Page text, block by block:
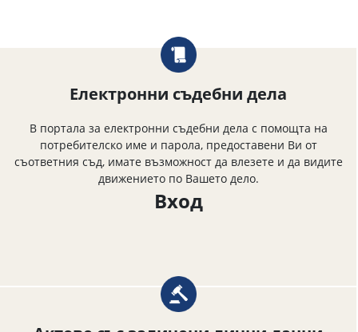
Електронни съдебни дела
В портала за електронни съдебни дела с помощта на
потребителско име и парола, предоставени Ви от
съответния съд, имате възможност да влезете и да видите
движението по Вашето дело.
Вход